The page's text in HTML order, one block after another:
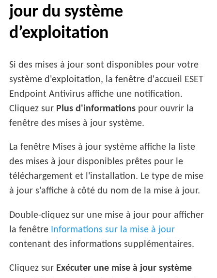
jour du système
d’exploitation
Si des mises à jour sont disponibles pour votre
système d'exploitation, la fenêtre d'accueil ESET
Endpoint Antivirus affiche une notification.
Cliquez sur Plus d'informations pour ouvrir la
fenêtre des mises à jour système.
La fenêtre Mises à jour système affiche la liste
des mises à jour disponibles prêtes pour le
téléchargement et l'installation. Le type de mise
à jour s'affiche à côté du nom de la mise à jour.
Double-cliquez sur une mise à jour pour afficher
la fenêtre Informations sur la mise à jour
contenant des informations supplémentaires.
Cliquez sur Exécuter une mise à jour système